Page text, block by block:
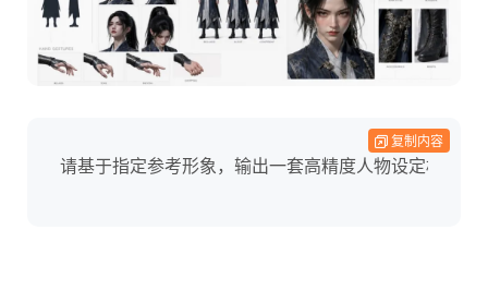
请基于指定参考形象，输出一套高精度人物设
复制内容